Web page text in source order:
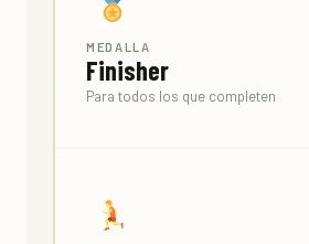
MEDALLA
Finisher
Para todos los que completen